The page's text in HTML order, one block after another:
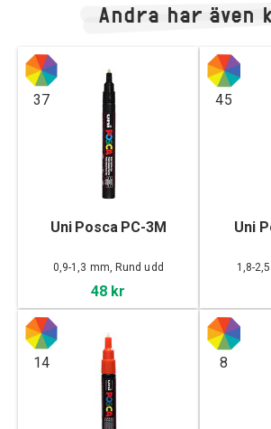
Andra har även
37
Uni Posca PC-3M
0,9-1,3 mm, Rund udd
48 kr
45
Uni
1,8-
14 8